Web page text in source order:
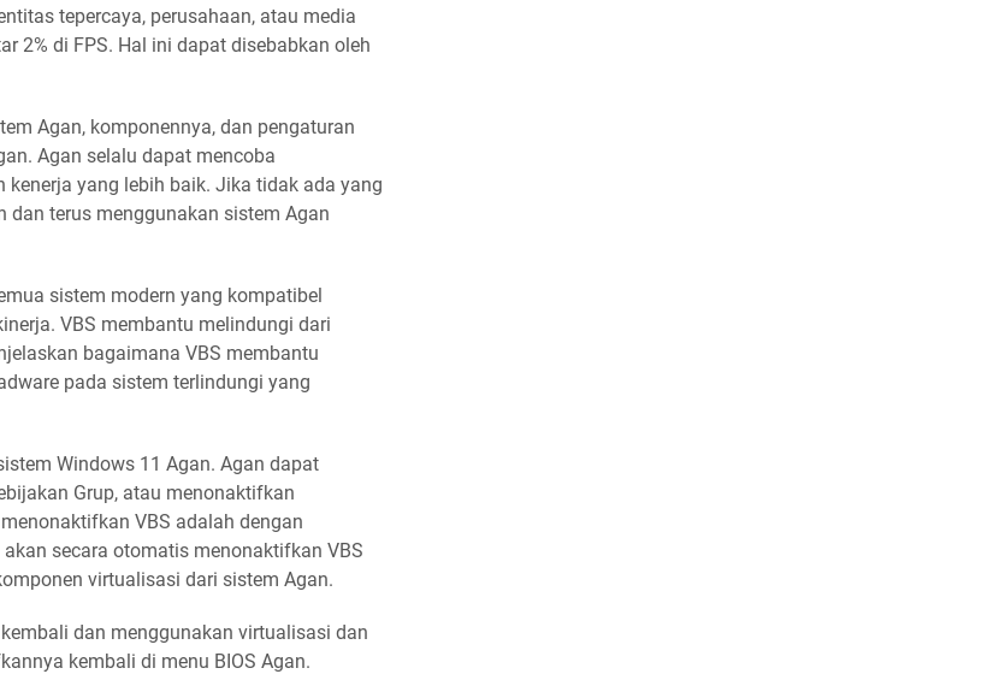
tepercaya, perusahaan, atau media
2% di FPS. Hal ini dapat disebabkan oleh
Agan, komponennya, dan pengaturan
Agan selalu dapat mencoba
yang lebih baik. Jika tidak ada yang
terus menggunakan sistem Agan
sistem modern yang kompatibel
VBS membantu melindungi dari
bagaimana VBS membantu
pada sistem terlindungi yang
Windows 11 Agan. Agan dapat
Grup, atau menonaktifkan
VBS adalah dengan
secara otomatis menonaktifkan VBS
virtualisasi dari sistem Agan.
dan menggunakan virtualisasi dan
kembali di menu BIOS Agan.